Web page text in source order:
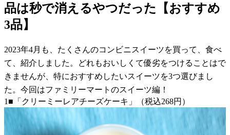
品は秒で消えるやつだった【おすすめ
3品】
2023年4月も、たくさんのコンビニスイーツを買って、食べ
て、紹介しました。どれもおいしくて優劣をつけることはで
きませんが、特におすすめしたいスイーツを3つ選びまし
た。今回はファミリーマートのスイーツ編！
1■「クリーミーレアチーズケーキ」（税込268円）